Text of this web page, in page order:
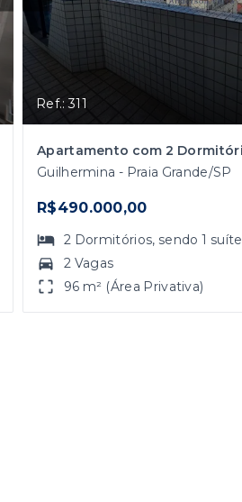
Ref.: 311
Guilhermina - Praia Grande/SP
R$490.000,00
2 Dormitórios, sendo1 suíte
2 Vagas
96 m² (Área Privativa)